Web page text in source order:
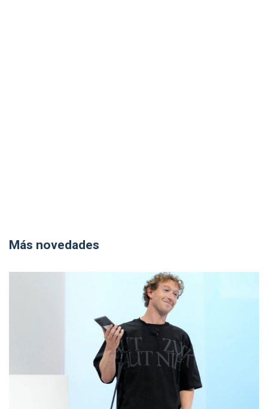
Más novedades